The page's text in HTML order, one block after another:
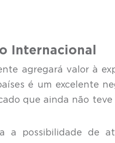
Internacional
agregará valor à
é um excelente
que ainda não teve
a possibilidade de